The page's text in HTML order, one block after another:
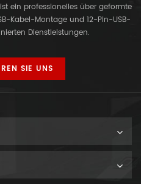
ein professionelles über geformte
Kabel-Montage und 12-Pin-USB-
Dienstleistungen.
SIE UNS